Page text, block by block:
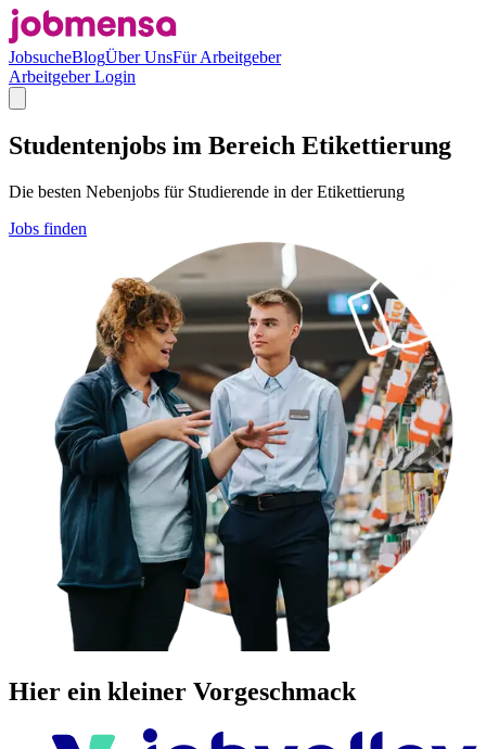
JobsucheBlogÜber UnsFür Arbeitgeber
Arbeitgeber Login
Studentenjobs im Bereich Etikettierung
Die besten Nebenjobs für Studierende in der Etikettierung
Jobs finden
Hier ein kleiner Vorgeschmack